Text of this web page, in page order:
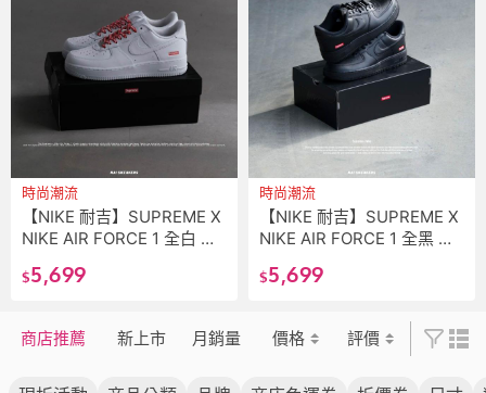
時尚潮流
【NIKE 耐吉】SUPREME X
NIKE AIR FORCE 1 全白 紅
9225-100
$5,699
時尚潮流
【NIKE 耐吉】SUPREME X
NIKE AIR FORCE 1 全黑 紅
9225-001
$5,699
商店推薦 新上市 月銷量 價格 評價